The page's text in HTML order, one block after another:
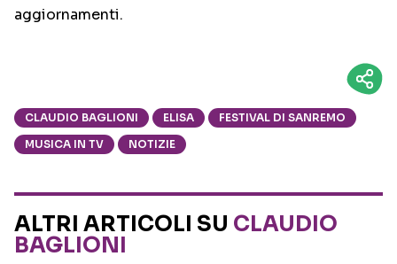
aggiornamenti.
CLAUDIO BAGLIONI ELISA
FESTIVAL DI SANREMO
MUSICA IN TV
NOTIZIE
ALTRI ARTICOLI SU CLAUDIO
BAGLIONI